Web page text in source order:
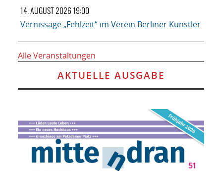
14. AUGUST 2026 19:00
Vernissage „Fehlzeit“ im Verein Berliner Künstler
Alle Veranstaltungen
AKTUELLE AUSGABE